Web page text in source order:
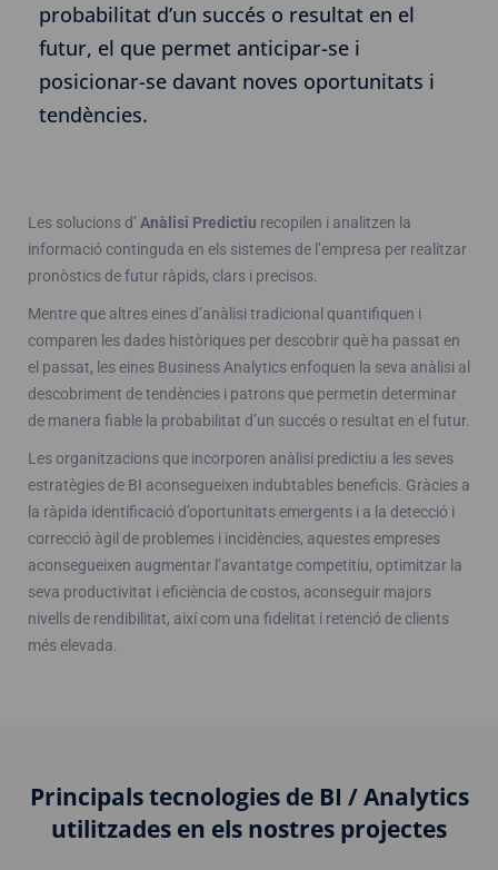
probabilitat d’un succés o resultat en el
futur, el que permet anticipar-se i
posicionar-se davant noves oportunitats i
tendències.
Les solucions d’ Anàlisi Predictiu recopilen i analitzen la
informació continguda en els sistemes de l’empresa per realitzar
pronòstics de futur ràpids, clars i precisos.
Mentre que altres eines d’anàlisi tradicional quantifiquen i
comparen les dades històriques per descobrir què ha passat en
el passat, les eines Business Analytics enfoquen la seva anàlisi al
descobriment de tendències i patrons que permetin determinar
de manera fiable la probabilitat d’un succés o resultat en el futur.
Les organitzacions que incorporen anàlisi predictiu a les seves
estratègies de BI aconsegueixen indubtables beneficis. Gràcies a
la ràpida identificació d’oportunitats emergents i a la detecció i
correcció àgil de problemes i incidències, aquestes empreses
aconsegueixen augmentar l’avantatge competitiu, optimitzar la
seva productivitat i eficiència de costos, aconseguir majors
nivells de rendibilitat, així com una fidelitat i retenció de clients
més elevada.
Principals tecnologies de BI / Analytics
utilitzades en els nostres projectes